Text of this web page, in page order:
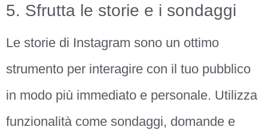
5. Sfrutta le storie e i sondaggi
Le storie di Instagram sono un ottimo
strumento per interagire con il tuo pubblico
in modo più immediato e personale. Utilizza
funzionalità come sondaggi, domande e